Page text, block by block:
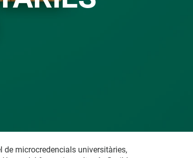
microcredencials universitàries,